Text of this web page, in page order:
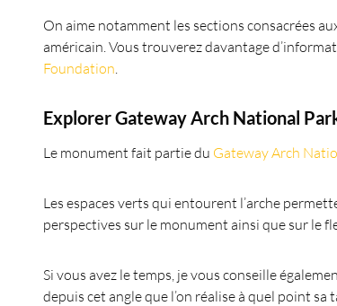
On aime notamment les sections consacrées
américain. Vous trouverez davantage
Foundation
Explorer Gateway Arch National
Le monument fait partie du Gateway Arch
Les espaces verts qui entourent l’arche
perspectives sur le monument ainsi que sur le
Si vous avez le temps, je vous conseille
depuis cet angle que l’on réalise à quel point sa